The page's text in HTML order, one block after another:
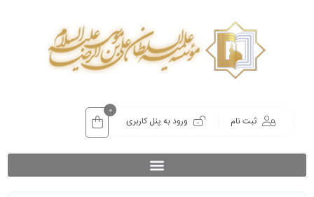
ثبت نام ورود به پنل کاربری
0